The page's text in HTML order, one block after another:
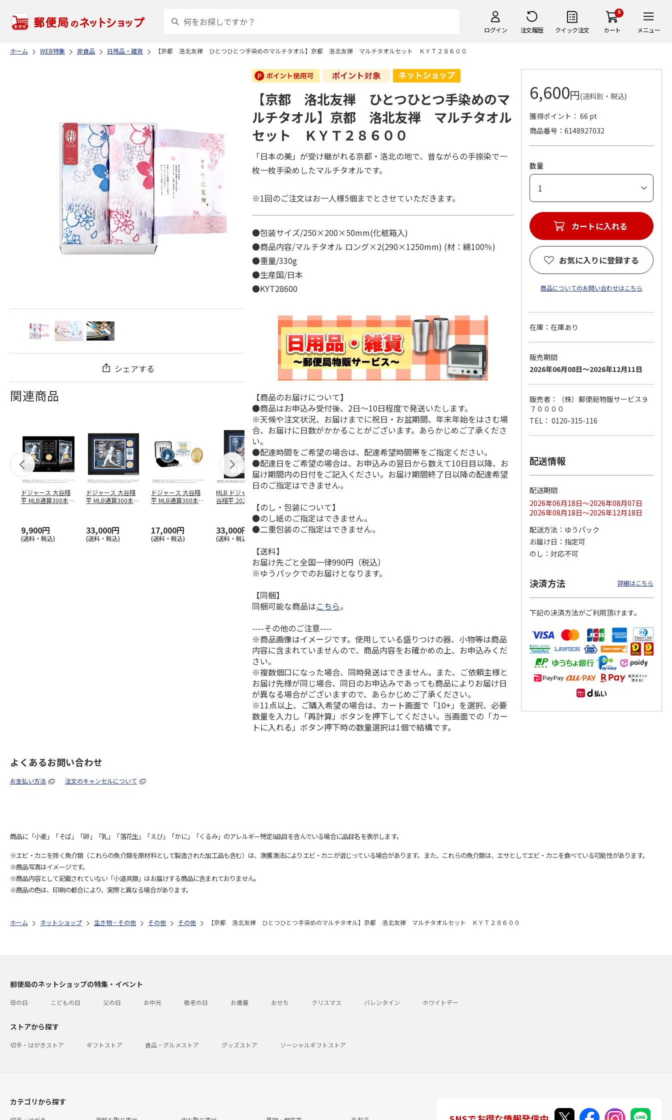
ログイン 注文履歴 クイック注文
0
カート メニュー
ホーム WEB特集 非食品 日用品・雑貨 【京都 洛北友禅 ひとつひとつ手染めのマルチタオル】京都 洛北友禅 マルチタオルセット ＫＹＴ２８６００
シェアする
関連商品
ドジャース 大谷翔
平 MLB通算300本塁
9,900円
(送料・税込)
ドジャース 大谷翔
平 MLB通算300本塁
33,000円
(送料・税込)
ドジャース 大谷翔
平 MLB通算300本塁
17,000円
(送料・税込)
MLB ドジャース 大
谷翔平 2026 NL 3・
33,000円
(送料・税込)
ドジャース 大谷翔
合連続出塁記念 ダ
ブ…
33,000円
イ…
9,900円
ドジャース 大谷翔
平 日本人最多53試
合連続出塁記念 シ
ル…
17,000円
(送料・税込)
谷翔平 2026 NL 3・
4月投手…
【京都 洛北友禅 ひとつひとつ手染めのマ
ルチタオル】京都 洛北友禅 マルチタオル
セット ＫＹＴ２８６００
「日本の美」が受け継がれる京都・洛北の地で、昔ながらの手捺染で一
枚一枚手染めしたマルチタオルです。
※1回のご注文はお一人様5個までとさせていただきます。
●包装サイズ/250×200×50mm(化粧箱入)
●商品内容/マルチタオル ロング×2(290×1250mm) (材：綿100％)
●重量/330g
●生産国/日本
●KYT28600
【商品のお届けについて】
●商品はお申込み受付後、2日～10日程度で発送いたします。
※天候や注文状況、お届けまでに祝日・お盆期間、年末年始をはさむ場
合、お届けに日数がかかることがございます。あらかじめご了承くださ
い。
●配達時間をご希望の場合は、配達希望時間帯をご指定ください。
●配達日をご希望の場合は、お申込みの翌日から数えて10日目以降、お
届け期間内の日付をご記入ください。お届け期間終了日以降の配達希望
日のご指定はできません。
【のし・包装について】
●のし紙のご指定はできません。
●二重包装のご指定はできません。
【送料】
お届け先ごと全国一律990円（税込）
※ゆうパックでのお届けとなります。
【同梱】
同梱可能な商品はこちら。
----その他のご注意----
※商品画像はイメージです。使用している盛りつけの器、小物等は商品
内容に含まれていませんので、商品内容をお確かめの上、お申込みくだ
さい。
※複数個口になった場合、同時発送はできません。また、ご依頼主様と
お届け先様が同じ場合、同日のお申込みであっても商品によりお届け日
が異なる場合がございますので、あらかじめご了承ください。
※11点以上、ご購入希望の場合は、カート画面で「10+」を選択、必要
数量を入力し「再計算」ボタンを押下してください。当画面での「カー
トに入れる」ボタン押下時の数量選択は1個で結構です。
6,600円(送料別・税込)
獲得ポイント： 66 pt
商品番号
6148927032
数量
カートに入れる
お気に入りに登録する
商品についてのお問い合わせはこちら
在庫：在庫あり
販売期間
2026年06月08日～2026年12月11日
販売者：（株）郵便局物販サービス９
７００００
TEL： 0120-315-116
配送情報
配送期間
2026年06月18日～2026年08月07日
2026年08月18日～2026年12月18日
配送方法
ゆうパック
お届け日
指定可
のし
対応不可
決済方法 詳細はこちら
下記の決済方法がご利用頂けます。
よくあるお問い合わせ
お支払い方法 注文のキャンセルについて
商品に「小麦」「そば」「卵」「乳」「落花生」「えび」「かに」「くるみ」のアレルギー特定8品目を含んでいる場合に品目名を表示します。
※エビ・カニを除く魚介類（これらの魚介類を原材料として製造された加工品も含む）は、漁獲漁法によりエビ・カニが混じっている場合があります。また、これらの魚介類は、エサとしてエビ・カニを食べている可能性があります。
※商品写真はイメージです。
※商品内容として記載されていない「小道具類」はお届けする商品に含まれておりません。
※商品の色は、印刷の都合により、実際と異なる場合があります。
ホーム ネットショップ 生き物・その他 その他 その他 【京都 洛北友禅 ひとつひとつ手染めのマルチタオル】京都 洛北友禅 マルチタオルセット ＫＹＴ２８６００
郵便局のネットショップの特集・イベント
母の日 こどもの日 父の日 お中元 敬老の日 お歳暮 おせち クリスマス バレンタイン ホワイトデー
ストアから探す
切手・はがきストア ギフトストア 食品・グルメストア グッズストア ソーシャルギフトストア
カテゴリから探す